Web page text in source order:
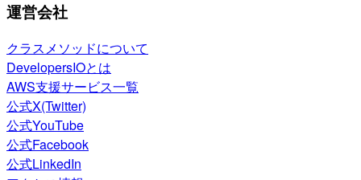
運営会社
クラスメソッドについて
DevelopersIOとは
AWS支援サービス一覧
公式X(Twitter)
公式YouTube
公式Facebook
公式LinkedIn